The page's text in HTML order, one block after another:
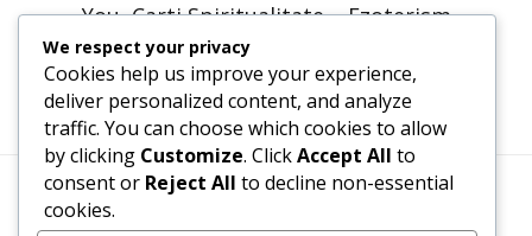
You, Carti Spiritualitate – Ezoterism
30,66lei
Termeni, Condiții & Protecția Datelor (GDPR)
We respect your privacy
Cookies help us improve your experience,
deliver personalized content, and analyze
traffic. You can choose which cookies to allow
by clicking Customize. ClickAccept All to
consent or Reject All to decline non-essential
cookies.